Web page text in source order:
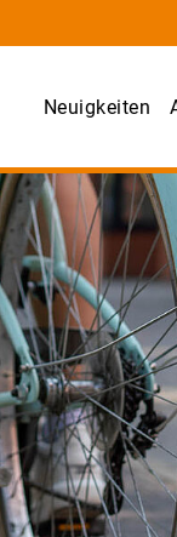
Neuigkeiten